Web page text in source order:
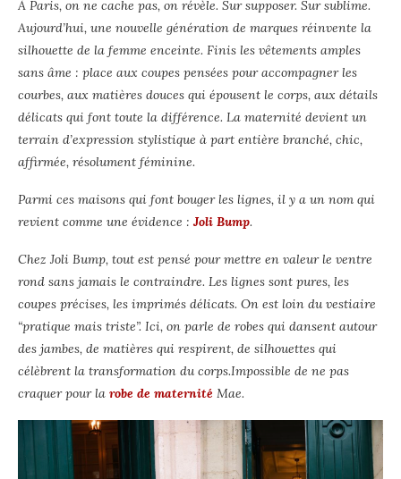
À Paris, on ne cache pas, on révèle. Sur supposer. Sur sublime.
Aujourd’hui, une nouvelle génération de marques réinvente la
silhouette de la femme enceinte. Finis les vêtements amples
sans âme : place aux coupes pensées pour accompagner les
courbes, aux matières douces qui épousent le corps, aux détails
délicats qui font toute la différence. La maternité devient un
terrain d’expression stylistique à part entière branché, chic,
affirmée, résolument féminine.
Parmi ces maisons qui font bouger les lignes, il y a un nom qui
revient comme une évidence :Joli Bump.
Chez Joli Bump, tout est pensé pour mettre en valeur le ventre
rond sans jamais le contraindre. Les lignes sont pures, les
coupes précises, les imprimés délicats. On est loin du vestiaire
“pratique mais triste”. Ici, on parle de robes qui dansent autour
des jambes, de matières qui respirent, de silhouettes qui
célèbrent la transformation du corps.Impossible de ne pas
craquer pour la robe de maternité Mae.